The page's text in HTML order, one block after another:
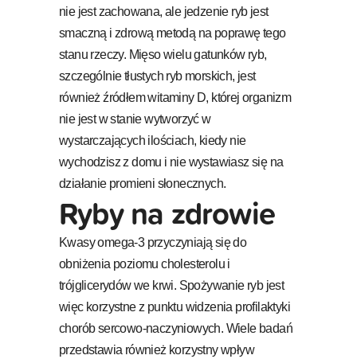
nie jest zachowana, ale jedzenie ryb jest
smaczną i zdrową metodą na poprawę tego
stanu rzeczy. Mięso wielu gatunków ryb,
szczególnie tłustych ryb morskich, jest
również źródłem witaminy D, której organizm
nie jest w stanie wytworzyć w
wystarczających ilościach, kiedy nie
wychodzisz z domu i nie wystawiasz się na
działanie promieni słonecznych.
Ryby na zdrowie
Kwasy omega-3 przyczyniają się do
obniżenia poziomu cholesterolu i
trójglicerydów we krwi. Spożywanie ryb jest
więc korzystne z punktu widzenia profilaktyki
chorób sercowo-naczyniowych. Wiele badań
przedstawia również korzystny wpływ